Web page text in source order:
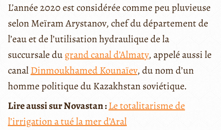
L’année 2020 est considérée comme peu pluvieuse
selon Meïram Arystanov, chef du département de
l’eau et de l’utilisation hydraulique de la
succursale dugrand canal d’Almaty, appelé aussi le
canalDinmoukhamed Kounaïev, du nom d’un
homme politique du Kazakhstan soviétique.
Lire aussi sur Novastan :Le totalitarisme de
l’irrigation a tué la mer d’Aral